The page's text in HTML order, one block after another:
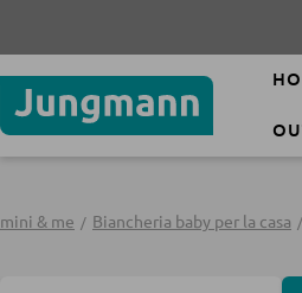
mini & me Biancheria baby per la casa